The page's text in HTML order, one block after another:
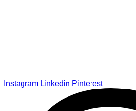
Instagram Linkedin Pinterest